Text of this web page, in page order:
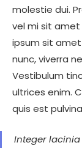
molestie dui.
vel mi sit
ipsum sit
nunc, viverra
Vestibulum
ultrices enim.
quis est
Integer